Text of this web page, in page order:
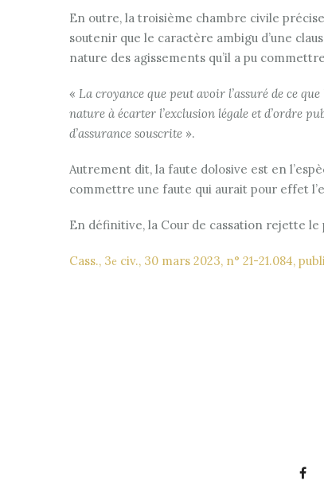
En outre, la troisième chambre civile
soutenir que le caractère ambigu d’une
nature des agissements qu’il a pu
« La croyance que peut avoir l’assuré de ce
nature à écarter l’exclusion légale et d’ordre
d’assurance souscrite ».
Autrement dit, la faute dolosive est en
commettre une faute qui aurait pour effet
En définitive, la Cour de cassation rejette le
Cass., 3e civ., 30 mars 2023, n° 21-21.084,